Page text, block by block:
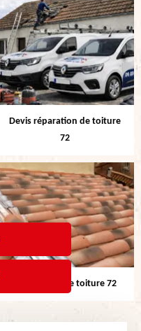
Devis réparation de toiture
72
Rénovation de toiture 72